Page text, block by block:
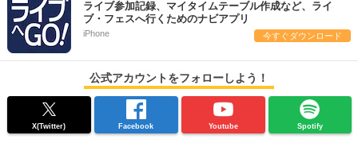
ライブ参加記録、マイタイムテーブル作成など、ライ
ブ・フェスへ行くためのナビアプリ
iPhone 今すぐダウンロード
公式アカウントをフォローしよう！
X(Twitter) Facebook Youtube Spotify